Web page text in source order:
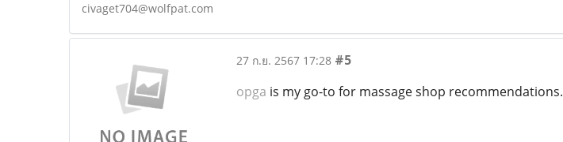
civaget704@wolfpat.com
27 ก.ย. 2567 17:28 #5
opga is my go-to for massage shop recommendations.